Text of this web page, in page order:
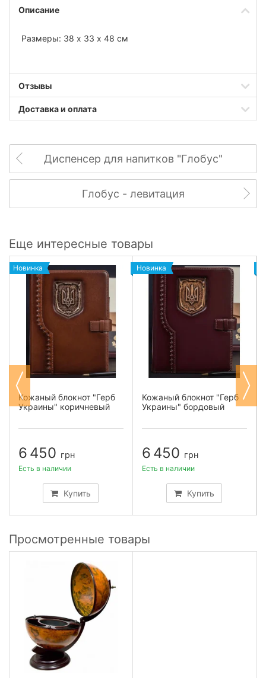
Описание
Размеры: 38 х 33 х 48 см
Отзывы
Доставка и оплата
Диспенсер для напитков "Глобус"
Глобус - левитация
Еще интересные товары
Новинка
Кожаный блокнот "Герб
Украины" коричневый
6 450 грн
Купить
Есть в наличии
Новинка
Кожаный блокнот "Герб
Украины" бордовый
6 450 грн
Купить
Есть в наличии
Просмотренные товары